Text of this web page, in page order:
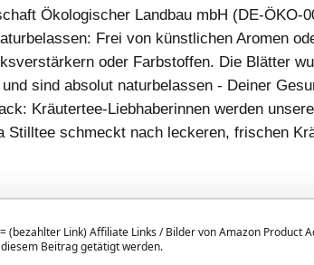
Ökologischer Landbau mbH (DE-ÖKO-
Frei von künstlichen Aromen
oder Farbstoffen. Die Blätter
sind absolut naturbelassen - Deiner
Kräutertee-Liebhaberinnen werden
Stilltee schmeckt nach leckeren, frischen
= (bezahlter Link) Affiliate Links / Bilder von Amazon Product
Beitrag getätigt werden.